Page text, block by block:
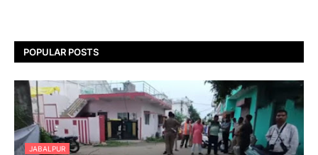
POPULAR POSTS
JABALPUR